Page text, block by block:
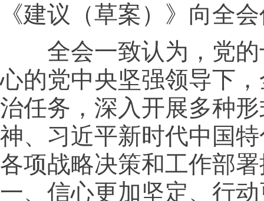
《建议（草案）》向全
全会一致认为，党的
心的党中央坚强领导下
治任务，深入开展多种
神、习近平新时代中国
各项战略决策和工作部
一、信心更加坚定、行